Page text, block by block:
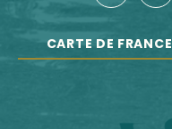
CARTE DE FRANCE